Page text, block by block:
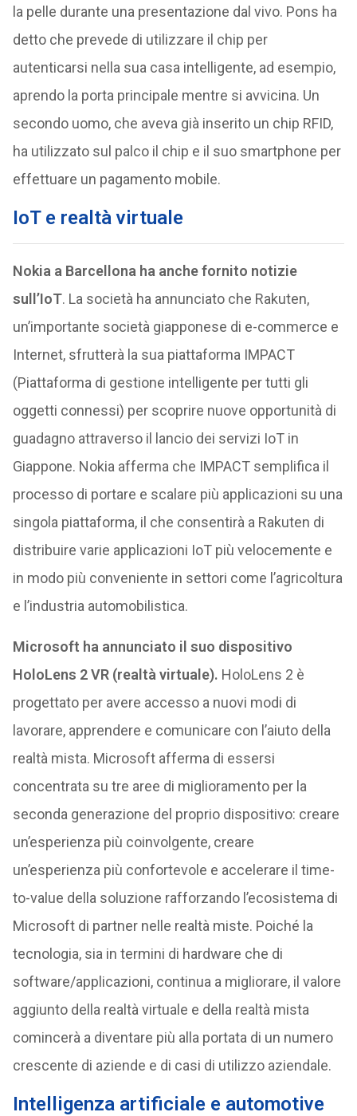
la pelle durante una presentazione dal vivo. Pons ha
detto che prevede di utilizzare il chip per
autenticarsi nella sua casa intelligente, ad esempio,
aprendo la porta principale mentre si avvicina. Un
secondo uomo, che aveva già inserito un chip RFID,
ha utilizzato sul palco il chip e il suo smartphone per
effettuare un pagamento mobile.
IoT e realtà virtuale
Nokia a Barcellona ha anche fornito notizie
sull’IoT. La società ha annunciato che Rakuten,
un’importante società giapponese di e-commerce e
Internet, sfrutterà la sua piattaforma IMPACT
(Piattaforma di gestione intelligente per tutti gli
oggetti connessi) per scoprire nuove opportunità di
guadagno attraverso il lancio dei servizi IoT in
Giappone. Nokia afferma che IMPACT semplifica il
processo di portare e scalare più applicazioni su una
singola piattaforma, il che consentirà a Rakuten di
distribuire varie applicazioni IoT più velocemente e
in modo più conveniente in settori come l’agricoltura
e l’industria automobilistica.
Microsoft ha annunciato il suo dispositivo
HoloLens 2 VR (realtà virtuale). HoloLens 2 è
progettato per avere accesso a nuovi modi di
lavorare, apprendere e comunicare con l’aiuto della
realtà mista. Microsoft afferma di essersi
concentrata su tre aree di miglioramento per la
seconda generazione del proprio dispositivo: creare
un’esperienza più coinvolgente, creare
un’esperienza più confortevole e accelerare il time-
to-value della soluzione rafforzando l’ecosistema di
Microsoft di partner nelle realtà miste. Poiché la
tecnologia, sia in termini di hardware che di
software/applicazioni, continua a migliorare, il valore
aggiunto della realtà virtuale e della realtà mista
comincerà a diventare più alla portata di un numero
crescente di aziende e di casi di utilizzo aziendale.
Intelligenza artificiale e automotive